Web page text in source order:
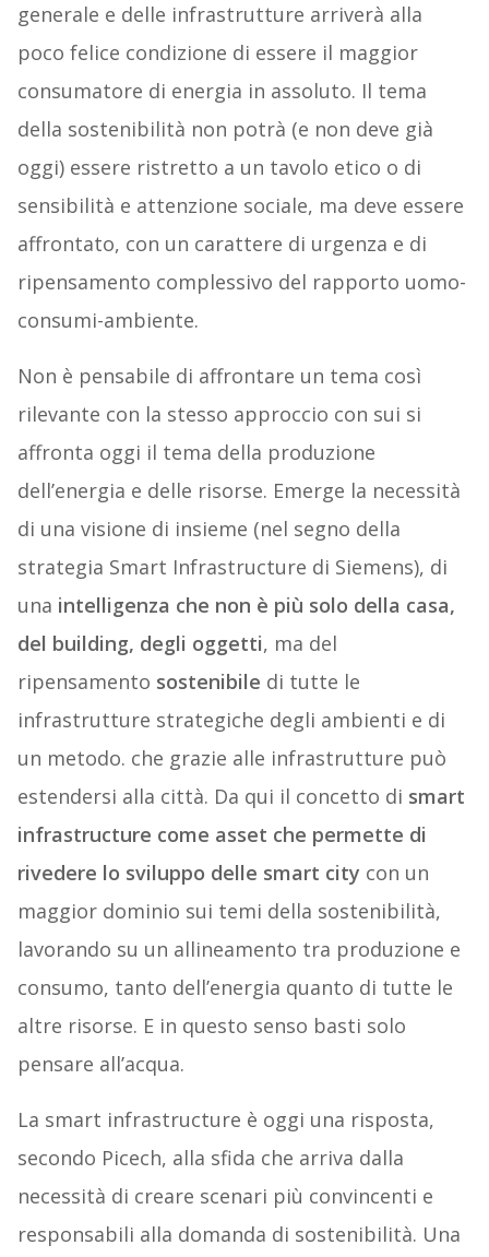
generale e delle infrastrutture arriverà alla
poco felice condizione di essere il maggior
consumatore di energia in assoluto. Il tema
della sostenibilità non potrà (e non deve già
oggi) essere ristretto a un tavolo etico o di
sensibilità e attenzione sociale, ma deve essere
affrontato, con un carattere di urgenza e di
ripensamento complessivo del rapporto uomo-
consumi-ambiente.
Non è pensabile di affrontare un tema così
rilevante con la stesso approccio con sui si
affronta oggi il tema della produzione
dell’energia e delle risorse. Emerge la necessità
di una visione di insieme (nel segno della
strategia Smart Infrastructure di Siemens), di
una intelligenza che non è più solo della casa,
del building, degli oggetti, ma del
ripensamento sostenibile di tutte le
infrastrutture strategiche degli ambienti e di
un metodo. che grazie alle infrastrutture può
estendersi alla città. Da qui il concetto di smart
infrastructure come asset che permette di
rivedere lo sviluppo delle smart city con un
maggior dominio sui temi della sostenibilità,
lavorando su un allineamento tra produzione e
consumo, tanto dell’energia quanto di tutte le
altre risorse. E in questo senso basti solo
pensare all’acqua.
La smart infrastructure è oggi una risposta,
secondo Picech, alla sfida che arriva dalla
necessità di creare scenari più convincenti e
responsabili alla domanda di sostenibilità. Una